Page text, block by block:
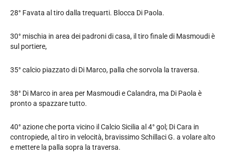
28° Favata al tiro dalla trequarti. Blocca Di Paola.
30° mischia in area dei padroni di casa, il tiro finale di Masmoudi è
sul portiere,
35° calcio piazzato di Di Marco, palla che sorvola la traversa.
38° Di Marco in area per Masmoudi e Calandra, ma Di Paola è
pronto a spazzare tutto.
40° azione che porta vicino il Calcio Sicilia al 4° gol; Di Cara in
contropiede, al tiro in velocità, bravissimo Schillaci G. a volare alto
e mettere la palla sopra la traversa.